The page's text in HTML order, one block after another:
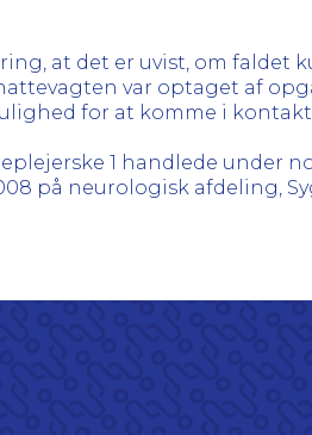
at det er uvist, om faldet
var optaget af
for at komme i
1 handlede
på neurologisk afdeling,